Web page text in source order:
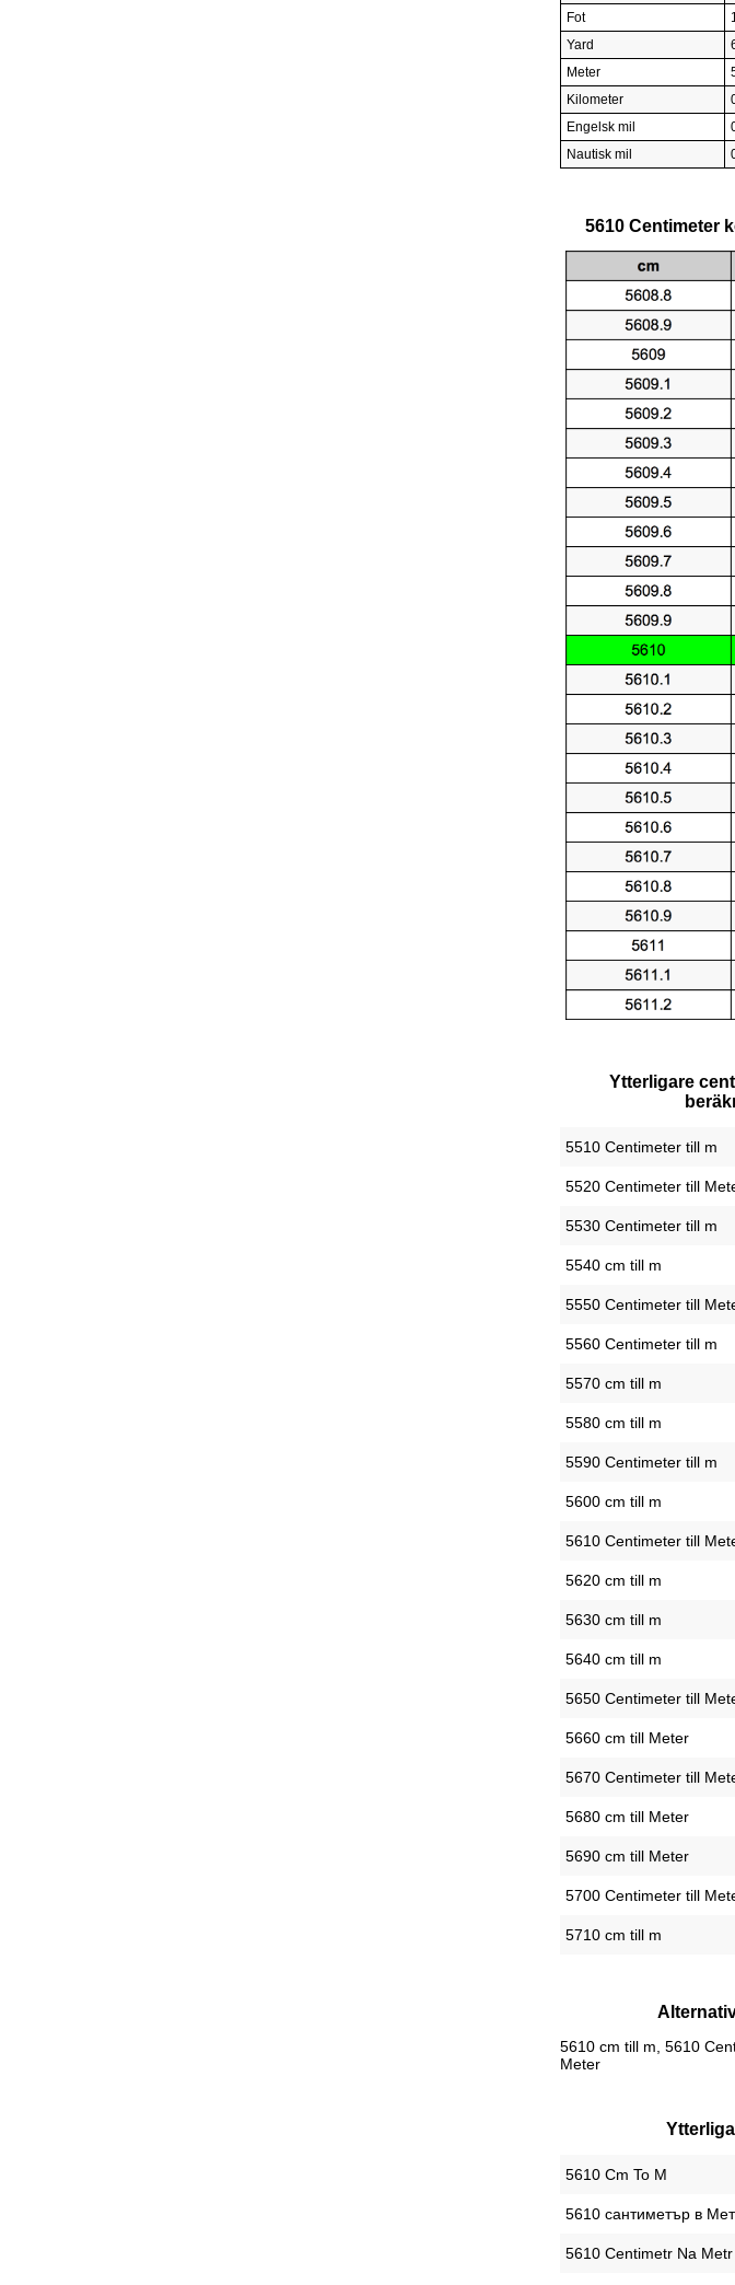
Fot
Yard
Meter
Kilometer
Engelsk mil
Nautisk mil
5610 Centimeter
Ytterligare
5510 Centimeter till m
5520 Centimeter till
5530 Centimeter till m
5540 cm till m
5550 Centimeter till
5560 Centimeter till m
5570 cm till m
5580 cm till m
5590 Centimeter till m
5600 cm till m
5610 Centimeter till
5620 cm till m
5630 cm till m
5640 cm till m
5650 Centimeter till
5660 cm till Meter
5670 Centimeter till
5680 cm till Meter
5690 cm till Meter
5700 Centimeter till
5710 cm till m
5610 cm till m, 5610
Meter
‎5610 Cm To M
‎5610 сантиметър в
‎5610 Centimetr Na Metr